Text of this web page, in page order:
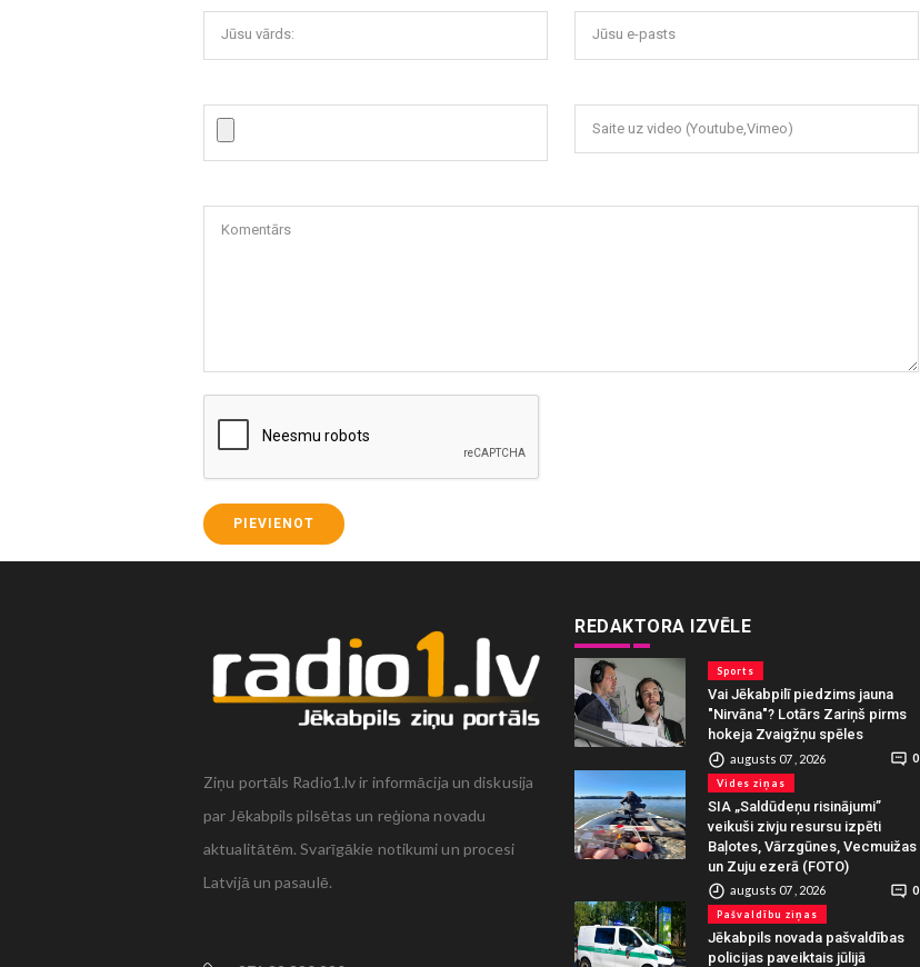
Jūsu vārds: Jūsu e-pasts
Saite uz video (Youtube,Vimeo)
Komentārs
PIEVIENOT
cieši saistīti ar HK Madona. Šī spēle notiek par
Ziņu portāls Radio1.lv ir informācija un diskusija
par Jēkabpils pilsētas un reģiona novadu
aktualitātēm. Svarīgākie notikumi un procesi
Latvijā un pasaulē.
REDAKTORA IZVĒLE
Sports
Vai Jēkabpilī piedzims jauna
"Nirvāna"? Lotārs Zariņš pirms
hokeja Zvaigžņu spēles
augusts 07 , 2026 0
Vides ziņas
SIA „Saldūdeņu risinājumi”
veikuši zivju resursu izpēti
Baļotes, Vārzgūnes, Vecmuižas
un Zuju ezerā (FOTO)
augusts 07 , 2026 0
Pašvaldību ziņas
Jēkabpils novada pašvaldības
policijas paveiktais jūlijā